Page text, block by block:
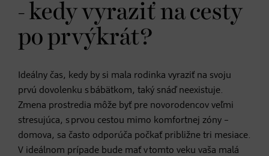
- kedy vyraziť na cesty
po prvýkrát?
Ideálny čas, kedy by si mala rodinka vyraziť na svoju
prvú dovolenku s bábätkom, taký snáď neexistuje.
Zmena prostredia môže byť pre novorodencov veľmi
stresujúca, s prvou cestou mimo komfortnej zóny –
domova, sa často odporúča počkať približne tri mesiace.
V ideálnom prípade bude mať v tomto veku vaša malá